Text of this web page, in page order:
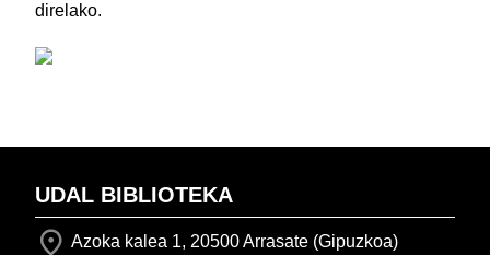
direlako.
UDAL BIBLIOTEKA
Azoka kalea 1, 20500 Arrasate (Gipuzkoa)